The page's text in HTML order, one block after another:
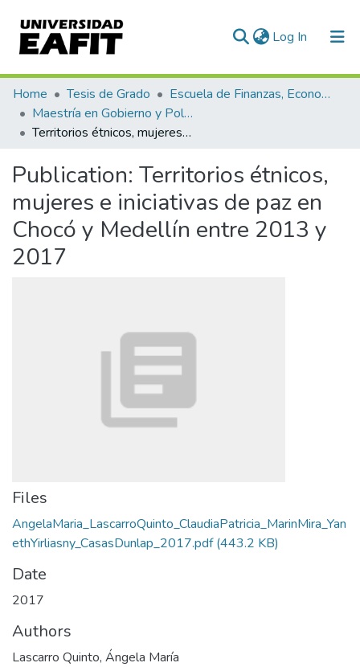
Log In (current)
Communities & Collections
All of DSpace
Home Tesis de Grado
Escuela de Finanzas, Economía y Gobierno
Maestría en Gobierno y Políticas Públicas (tesis)
Territorios étnicos, mujeres e iniciativas de paz en Chocó y Medellín entre 2013 y 2017
Publication: Territorios étnicos,
mujeres e iniciativas de paz en
Chocó y Medellín entre 2013 y
2017
Files
AngelaMaria_LascarroQuinto_ClaudiaPatricia_MarinMira_Yan
ethYirliasny_CasasDunlap_2017.pdf(443.2 KB)
Date
2017
Authors
Lascarro Quinto, Ángela María